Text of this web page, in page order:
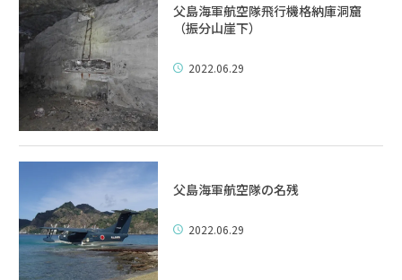
父島海軍航空隊飛行機格納庫洞窟
（振分山崖下）
2022.06.29
父島海軍航空隊の名残
2022.06.29